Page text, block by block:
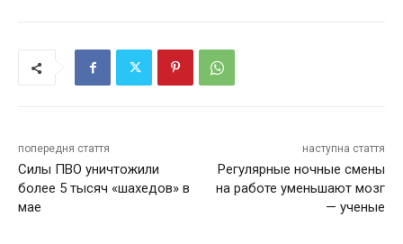
попередня стаття
Силы ПВО уничтожили
более 5 тысяч «шахедов» в
мае
наступна стаття
Регулярные ночные смены
на работе уменьшают мозг
— ученые